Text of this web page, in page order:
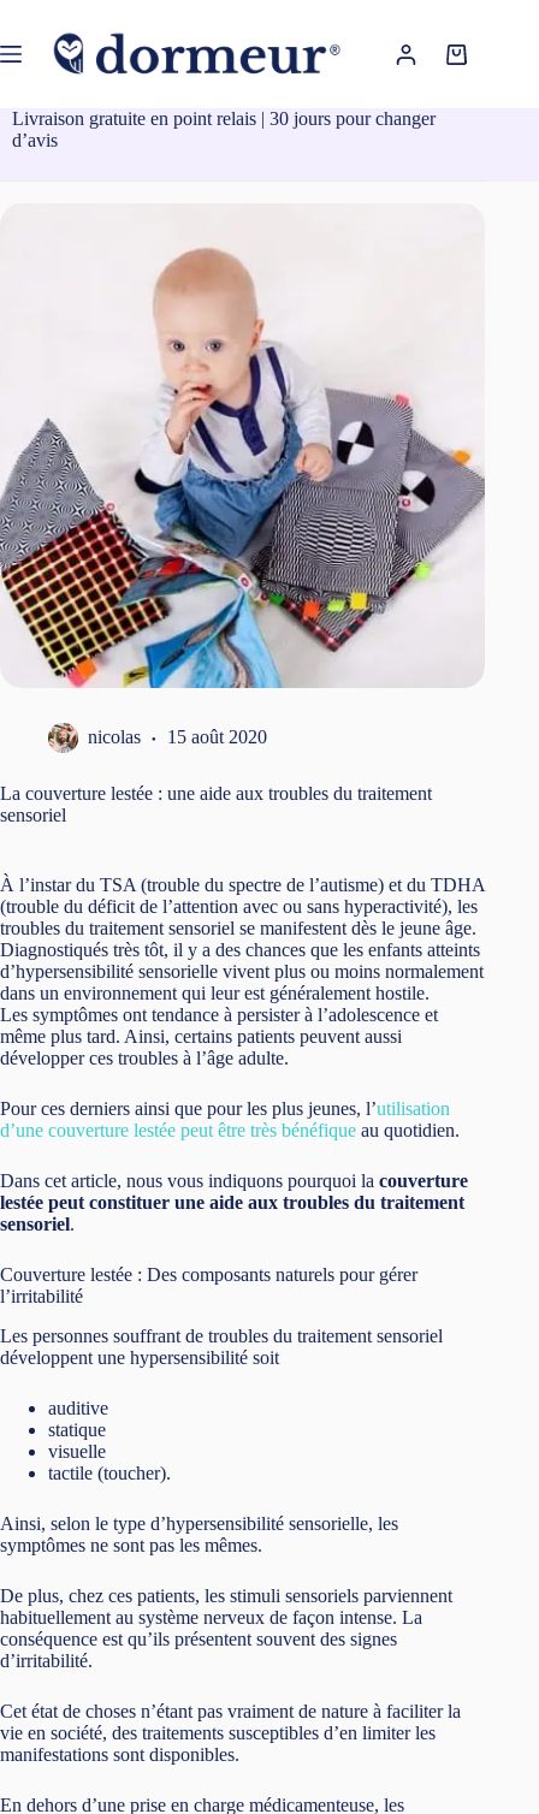
contenu
Panier
Livraison gratuite en point relais | 30 jours pour changer
d’avis
nicolas 15 août 2020
La couverture lestée : une aide aux troubles du traitement
sensoriel
À l’instar du TSA (trouble du spectre de l’autisme) et du TDHA
(trouble du déficit de l’attention avec ou sans hyperactivité), les
troubles du traitement sensoriel se manifestent dès le jeune âge.
Diagnostiqués très tôt, il y a des chances que les enfants atteints
d’hypersensibilité sensorielle vivent plus ou moins normalement
dans un environnement qui leur est généralement hostile.
Les symptômes ont tendance à persister à l’adolescence et
même plus tard. Ainsi, certains patients peuvent aussi
développer ces troubles à l’âge adulte.
Pour ces derniers ainsi que pour les plus jeunes, l’utilisation
d’une couverture lestée peut être très bénéfique au quotidien.
Dans cet article, nous vous indiquons pourquoi la couverture
lestée peut constituer une aide aux troubles du traitement
sensoriel.
Couverture lestée : Des composants naturels pour gérer
l’irritabilité
Les personnes souffrant de troubles du traitement sensoriel
développent une hypersensibilité soit
auditive
statique
visuelle
tactile (toucher).
Ainsi, selon le type d’hypersensibilité sensorielle, les
symptômes ne sont pas les mêmes.
De plus, chez ces patients, les stimuli sensoriels parviennent
habituellement au système nerveux de façon intense. La
conséquence est qu’ils présentent souvent des signes
d’irritabilité.
Cet état de choses n’étant pas vraiment de nature à faciliter la
vie en société, des traitements susceptibles d’en limiter les
manifestations sont disponibles.
En dehors d’une prise en charge médicamenteuse, les